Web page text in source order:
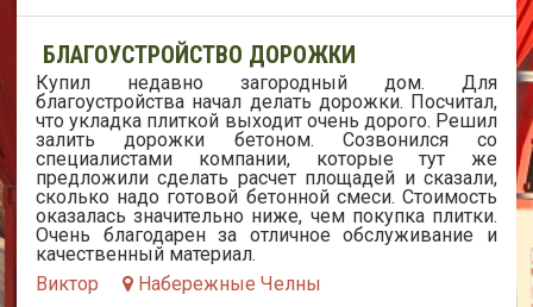
БЛАГОУСТРОЙСТВО ДОРОЖКИ
Купил недавно загородный дом. Для
благоустройства начал делать дорожки. Посчитал,
что укладка плиткой выходит очень дорого. Решил
залить дорожки бетоном. Созвонился со
специалистами компании, которые тут же
предложили сделать расчет площадей и сказали,
сколько надо готовой бетонной смеси. Стоимость
оказалась значительно ниже, чем покупка плитки.
Очень благодарен за отличное обслуживание и
качественный материал.
Виктор
Набережные Челны